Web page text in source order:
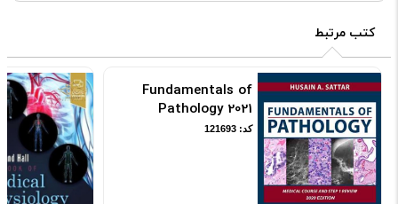
کتب مرتبط
Fundamentals of
Pathology 2021
کد: 121693